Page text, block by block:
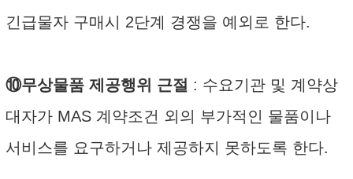
긴급물자 구매시 2단계 경쟁을 예외로 한다.
⑩무상물품 제공행위 근절 : 수요기관 및 계약상
대자가 MAS 계약조건 외의 부가적인 물품이나
서비스를 요구하거나 제공하지 못하도록 한다.